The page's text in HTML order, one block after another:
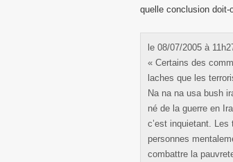
quelle conclusion doit-
le 08/07/2005 à
« Certains des
laches que les
Na na na usa bush
né de la guerre en
c’est inquietant.
personnes
combattre la